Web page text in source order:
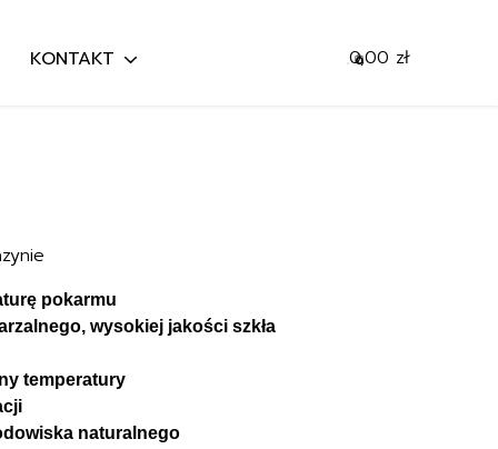
KONTAKT 0
0,00 zł
pokarmu
wysokiej jakości szkła
temperatury
naturalnego